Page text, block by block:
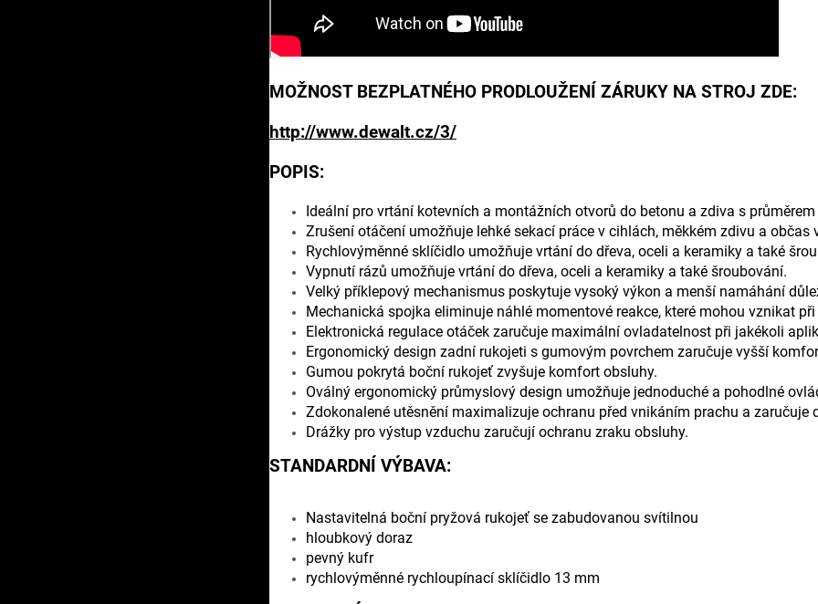
MOŽNOST BEZPLATNÉHO PRODLOUŽENÍ ZÁRUKY NA STROJ ZDE:
http://www.dewalt.cz/3/
POPIS:
Ideální pro vrtání kotevních a montážních otvorů do betonu a zdiva s
Zrušení otáčení umožňuje lehké sekací práce v cihlách, měkkém zdivu a občas
Rychlovýměnné sklíčidlo umožňuje vrtání do dřeva, oceli a keramiky a také
Vypnutí rázů umožňuje vrtání do dřeva, oceli a keramiky a také šroubování.
Velký příklepový mechanismus poskytuje vysoký výkon a menší namáhání
Mechanická spojka eliminuje náhlé momentové reakce, které mohou vznikat
Elektronická regulace otáček zaručuje maximální ovladatelnost při jakékoli
Ergonomický design zadní rukojeti s gumovým povrchem zaručuje vyšší
Gumou pokrytá boční rukojeť zvyšuje komfort obsluhy.
Oválný ergonomický průmyslový design umožňuje jednoduché a pohodlné
Zdokonalené utěsnění maximalizuje ochranu před vnikáním prachu a zaručuje
Drážky pro výstup vzduchu zaručují ochranu zraku obsluhy.
STANDARDNÍ VÝBAVA:
Nastavitelná boční pryžová rukojeť se zabudovanou svítilnou
hloubkový doraz
pevný kufr
rychlovýměnné rychloupínací sklíčidlo 13 mm